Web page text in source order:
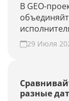
В GEO-
фильтры и
Наведите
29 Июля
разные